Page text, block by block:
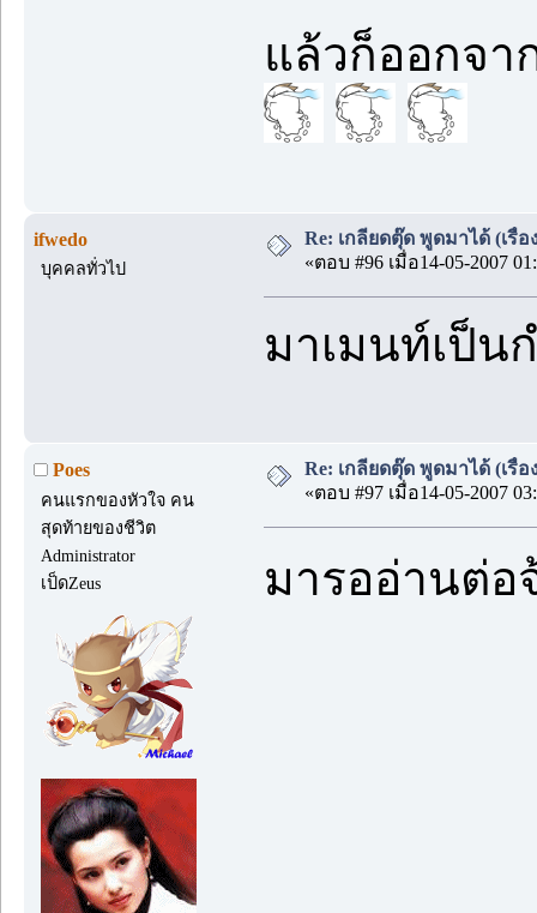
แล้วก็ออกจ
ifwedo
บุคคลทั่วไป
Re: เกลียดตุ๊ด พูดมาได้ (เรื่
«ตอบ #96 เมื่อ14-05-2007
มาเมนท์เป็น
Poes
คนแรกของหัวใจ คน
สุดท้ายของชีวิต
Administrator
เป็ดZeus
Re: เกลียดตุ๊ด พูดมาได้ (เรื่
«ตอบ #97 เมื่อ14-05-2007
มารออ่านต่อ